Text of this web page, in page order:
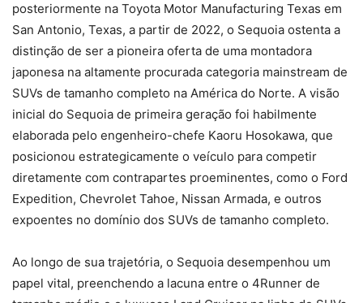
posteriormente na Toyota Motor Manufacturing Texas em
San Antonio, Texas, a partir de 2022, o Sequoia ostenta a
distinção de ser a pioneira oferta de uma montadora
japonesa na altamente procurada categoria mainstream de
SUVs de tamanho completo na América do Norte. A visão
inicial do Sequoia de primeira geração foi habilmente
elaborada pelo engenheiro-chefe Kaoru Hosokawa, que
posicionou estrategicamente o veículo para competir
diretamente com contrapartes proeminentes, como o Ford
Expedition, Chevrolet Tahoe, Nissan Armada, e outros
expoentes no domínio dos SUVs de tamanho completo.
Ao longo de sua trajetória, o Sequoia desempenhou um
papel vital, preenchendo a lacuna entre o 4Runner de